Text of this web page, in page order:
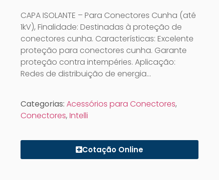
CAPA ISOLANTE – Para Conectores Cunha (até
1kV), Finalidade: Destinadas à proteção de
conectores cunha. Características: Excelente
proteção para conectores cunha. Garante
proteção contra intempéries. Aplicação:
Redes de distribuição de energia…
Categorias: Acessórios para Conectores,
Conectores, Intelli
Cotação Online